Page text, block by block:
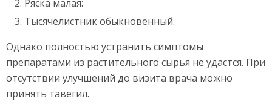
Ряска малая:
Тысячелистник обыкновенный.
Однако полностью устранить симптомы
препаратами из растительного сырья не удастся. При
отсутствии улучшений до визита врача можно
принять тавегил.